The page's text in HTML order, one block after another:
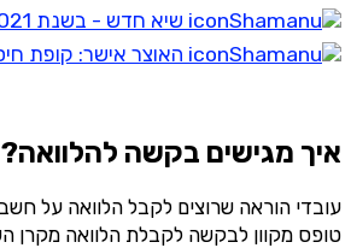
שיא חדש - בשנת 2021 נשבר שיא בהוצאת תו נכה, רוצה גם? בדוק זכאות בדקה!
האוצר אישר: קופת
איך מגישים בקשה להלוואה?
עובדי הוראה שרוצים לקבל הלוואה על
טופס מקוון לבקשה לקבלת הלוואה מקרן